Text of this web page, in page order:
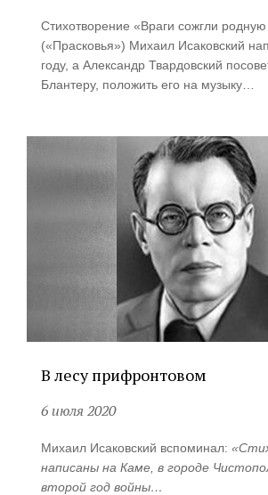
Стихотворение «Враги сожгли
(«Прасковья») Михаил Исаковский
году, а Александр Твардовский
Блантеру, положить его на музыку…
В лесу прифронтовом
6 июля 2020
Михаил Исаковский вспоминал:
написаны на Каме, в городе
второй год войны…